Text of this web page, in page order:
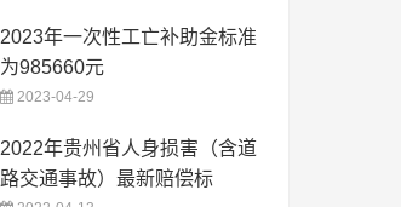
2023年一次性工亡补助金标准
为985660元
2023-04-29
2022年贵州省人身损害（含道
路交通事故）最新赔偿标